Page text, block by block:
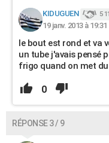
KIDUGUEN 5
19 janv. 2013 à 19:31
le bout est rond et va
un tube j'avais pensé
frigo quand on met
0
RÉPONSE 3 / 9